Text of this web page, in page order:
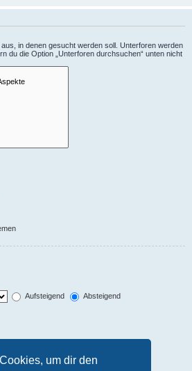
um dir den
in denen gesucht werden soll. Unterforen werden
du die Option „Unterforen durchsuchen“ unten nicht
Aufsteigend
Absteigend